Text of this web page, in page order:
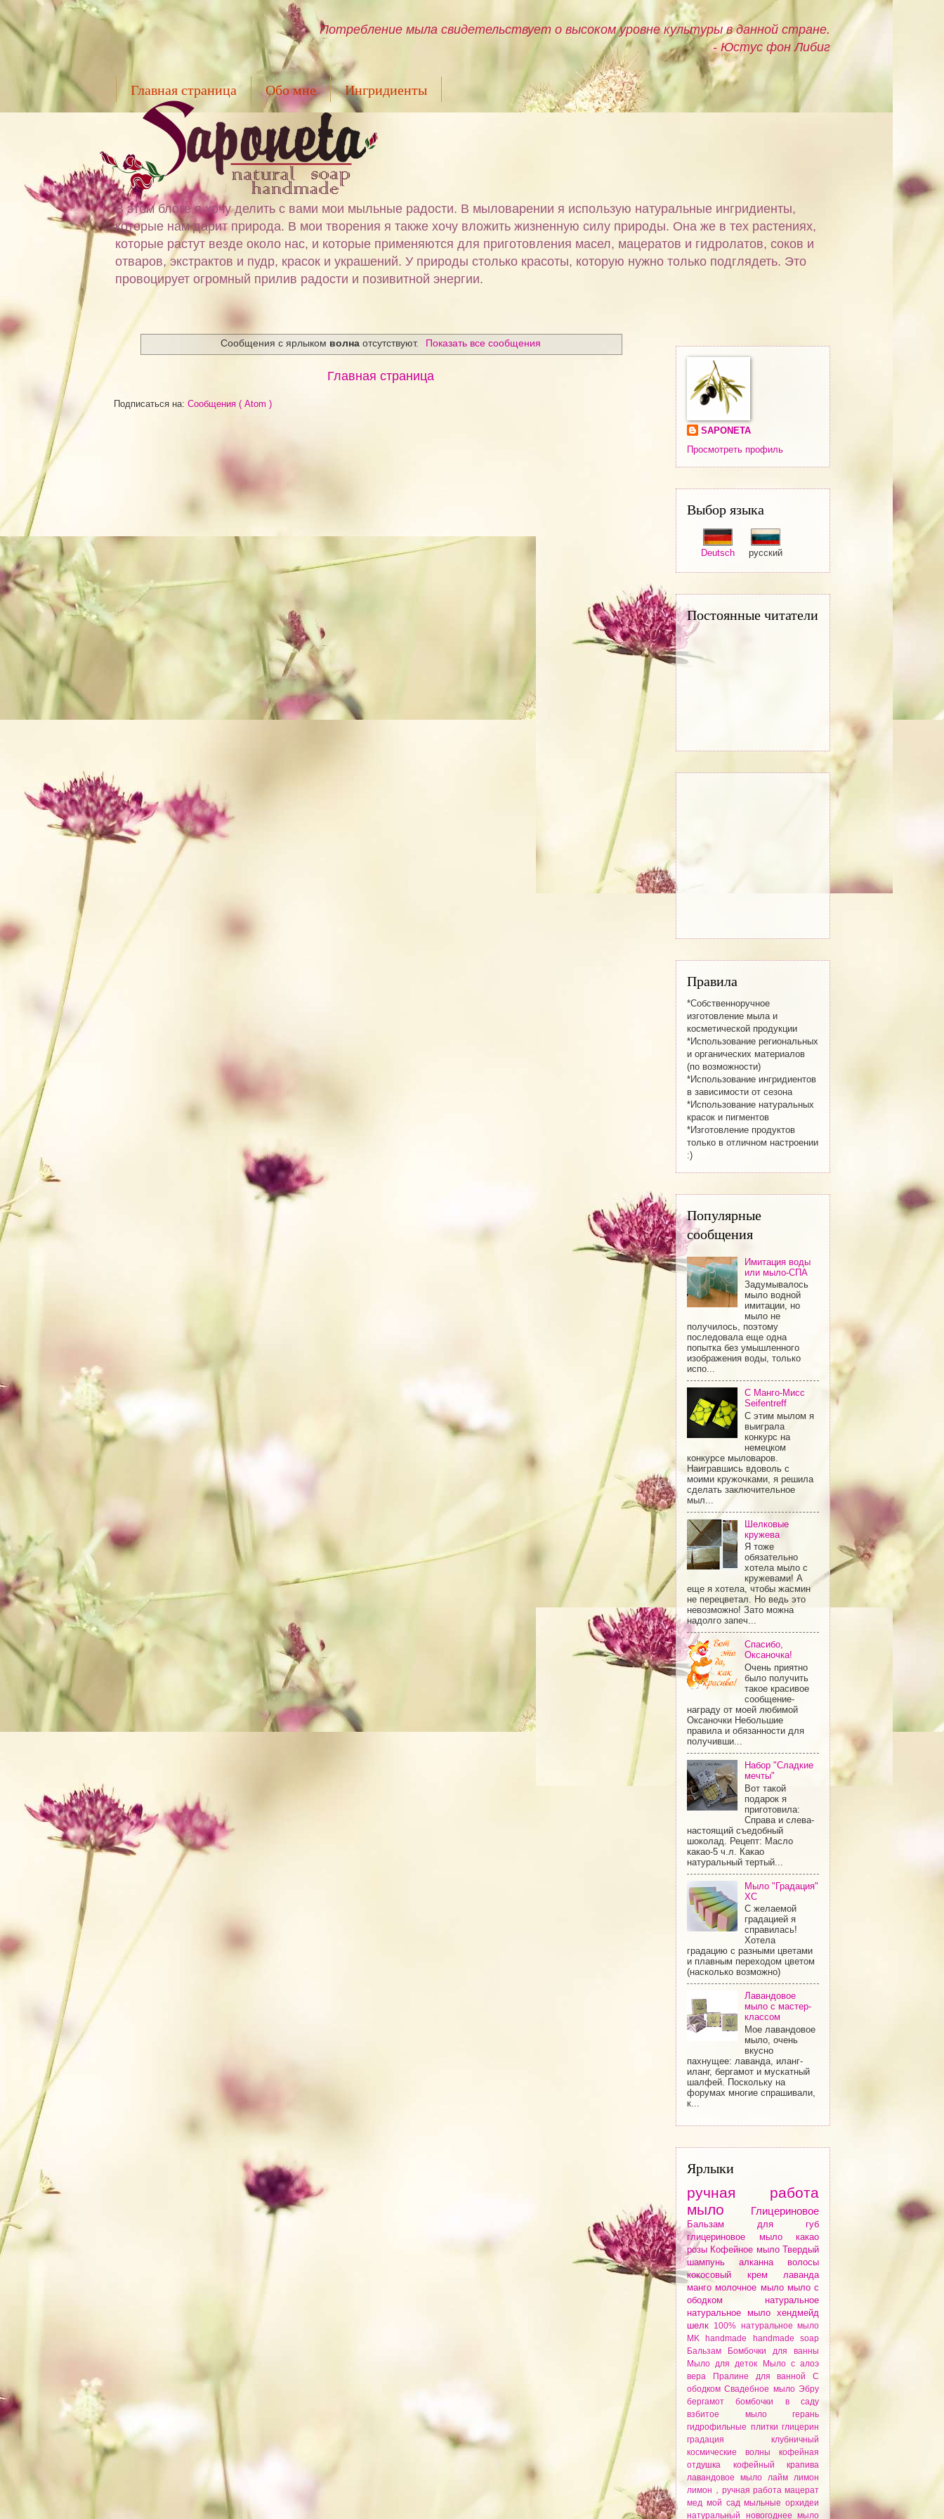
Потребление мыла свидетельствует о высоком уровне культуры в данной стране.
- Юстус фон Либиг
Главная страница Обо мне Ингридиенты
В этом блоге я хочу делить с вами мои мыльные радости. В мыловарении я использую натуральные ингридиенты,
которые нам дарит природа. В мои творения я также хочу вложить жизненную силу природы. Она же в тех растениях,
которые растут везде около нас, и которые применяются для приготовления масел, мацератов и гидролатов, соков и
отваров, экстрактов и пудр, красок и украшений. У природы столько красоты, которую нужно только подглядеть. Это
провоцирует огромный прилив радости и позивитной энергии.
Сообщения с ярлыком волна отсутствуют. Показать все сообщения
Главная страница
Подписаться на: Сообщения ( Atom )
SAPONETA
Просмотреть профиль
Выбор языка
Deutsch русский
Постоянные читатели
Правила
*Собственноручное
изготовление мылa и
косметической продукции
*Использование региональных
и органических материалов
(по возможности)
*Использование ингридиентов
в зависимости от сезона
*Использование натуральных
красок и пигментов
*Изготовление продуктов
только в отличном настроении
:)
Популярные
сообщения
Имитация воды
или мыло-СПА
Задумывалось
мыло водной
имитации, но
мыло не
получилось, поэтому
последовала еще одна
попытка без умышленного
изображения воды, только
испо...
С Манго-Мисс
Seifentreff
С этим мылом я
выиграла
конкурс на
немецком
конкурсе мыловаров.
Наигравшись вдоволь с
моими кружочками, я решила
сделать заключительное
мыл...
Шелковые
кружева
Я тоже
обязательно
хотела мыло с
кружевами! А
еще я хотела, чтобы жасмин
не перецветал. Но ведь это
невозможно! Зато можна
надолго запеч...
Спасибо,
Оксаночка!
Очень приятно
было получить
такое красивое
сообщение-
награду от моей любимой
Оксаночки Небольшие
правила и обязанности для
получивши...
Набор "Сладкие
мечты"
Вот такой
подарок я
приготовила:
Справа и слева-
настоящий съедобный
шоколад. Рецепт: Масло
какао-5 ч.л. Какао
натуральный тертый...
Мыло "Градация"
ХС
С желаемой
градацией я
справилась!
Хотела
градацию с разными цветами
и плавным переходом цветом
(насколько возможно)
Лавандовое
мыло с мастер-
классом
Мое лавандовое
мыло, очень
вкусно
пахнущее: лаванда, иланг-
иланг, бергамот и мускатный
шалфей. Поскольку на
форумах многие спрашивали,
к...
Ярлыки
ручная работа
мыло
Глицериновое
Бальзам для губ
глицериновое мыло какао
розы Кофейное мылоТвердый
шампунь алканнa волосы
кокосовый крем лаванда
мангомолочное мыло мыло с
ободком натуральное
натуральное мыло хендмейд
шелк
100% натуральное мыло
MK
handmade
handmade soap
Бальзам
Бомбочки для ванны
Мыло для деток
Мыло с алоэ
вера
Пралине для ванной С
ободкомСвадебное мылоЭбру
бергамотбомбочки в саду
взбитое мыло герань
гидрофильные плитки глицерин
градация клубничный
космические волны кофейная
отдушка кофейный крапива
лавандовое мыло лайм лимон
лимон，ручная работа мацерат
мед мой садмыльные орхидеи
натуральный новогоднее мыло